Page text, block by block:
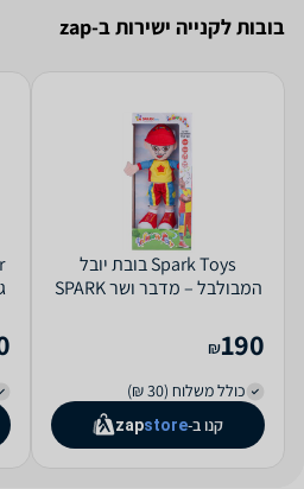
בובות לקנייה ישירות ב-zap
Spark Toys בובת יובל
המבולבל – מדבר ושר SPARK
190
₪
כולל משלוח (30 ₪)
קנו ב-
zapstore